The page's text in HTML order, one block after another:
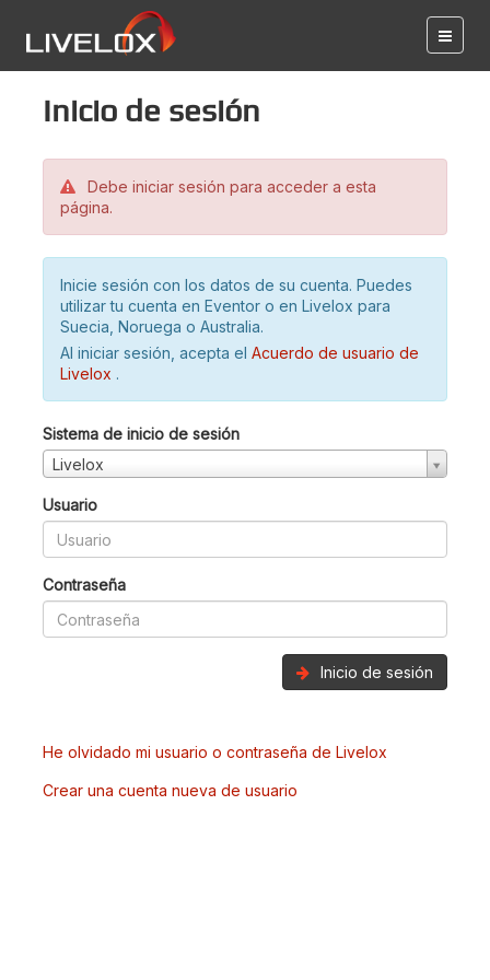
Inicio de sesión
Debe iniciar sesión para acceder a esta
página.
Inicie sesión con los datos de su cuenta. Puedes
utilizar tu cuenta en Eventor o en Livelox para
Suecia, Noruega o Australia.
Al iniciar sesión, acepta el Acuerdo de usuario de
Livelox .
Sistema de inicio de sesión
Livelox
Usuario
Contraseña
Inicio de sesión
He olvidado mi usuario o contraseña de Livelox
Crear una cuenta nueva de usuario